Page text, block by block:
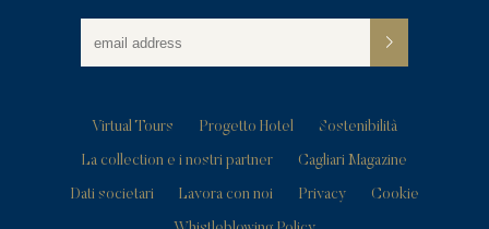
Virtual Tours Progetto Hotel Sostenibilità
La collection e i nostri partner Cagliari Magazine
Dati societari Lavora con noi Privacy Cookie